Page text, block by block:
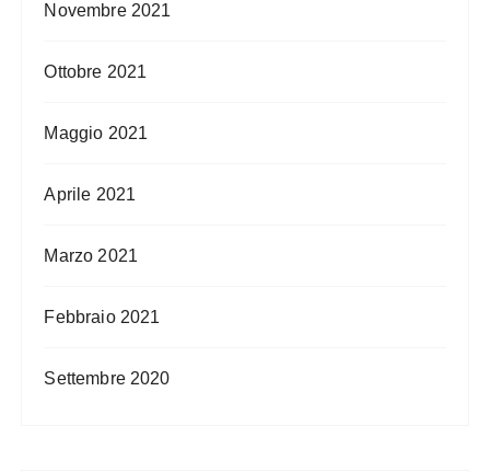
Novembre 2021
Ottobre 2021
Maggio 2021
Aprile 2021
Marzo 2021
Febbraio 2021
Settembre 2020